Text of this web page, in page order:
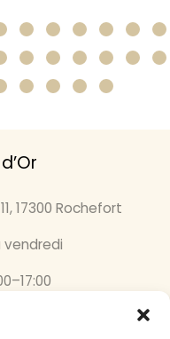
17300 Rochefort
vendredi